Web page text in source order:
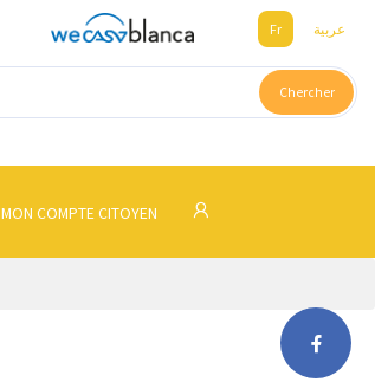
Fr عربية
Chercher
MON COMPTE CITOYEN